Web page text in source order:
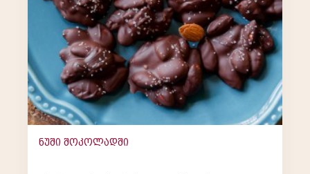
ნუში შოკოლადში